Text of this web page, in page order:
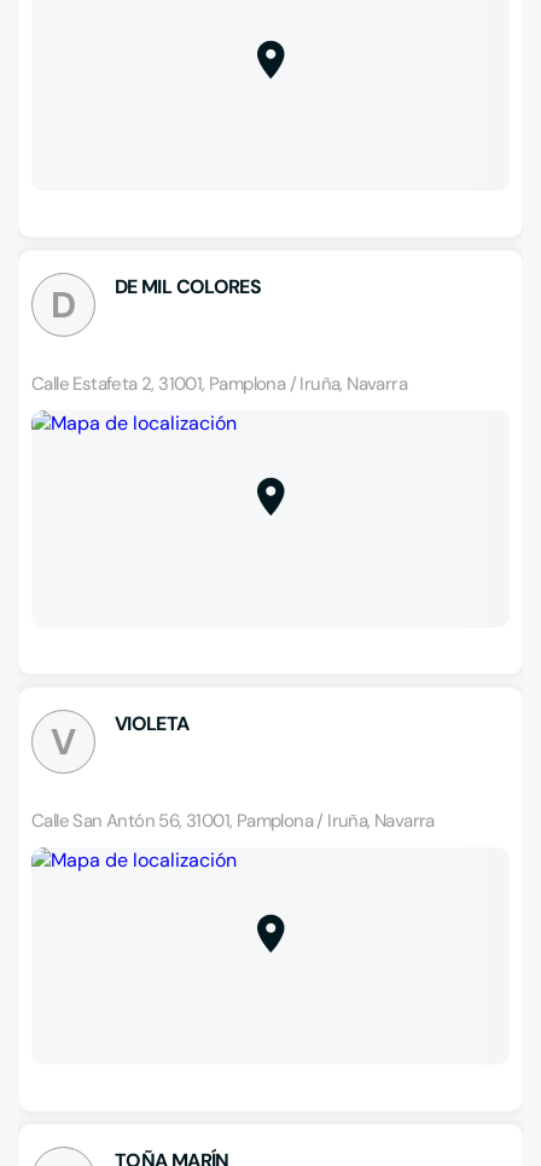
D DE MIL COLORES
Calle Estafeta 2, 31001, Pamplona / Iruña, Navarra
V VIOLETA
Calle San Antón 56, 31001, Pamplona / Iruña, Navarra
TOÑA MARÍN